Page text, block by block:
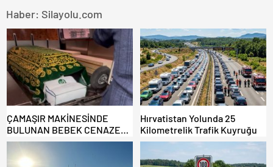
Haber: Silayolu.com
ÇAMAŞIR MAKİNESİNDE
BULUNAN BEBEK CENAZESİ
ŞOK ETTİ
Hırvatistan Yolunda 25
Kilometrelik Trafik Kuyruğu